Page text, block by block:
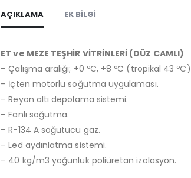
AÇIKLAMA EK BILGI
ET ve MEZE TEŞHİR VİTRİNLERİ (DÜZ CAMLI)
– Çalışma aralığı; +0 ºC, +8 ºC (tropikal 43 ºC)
– İçten motorlu soğutma uygulaması.
– Reyon altı depolama sistemi.
– Fanlı soğutma.
– R-134 A soğutucu gaz.
– Led aydınlatma sistemi.
– 40 kg/m3 yoğunluk poliüretan izolasyon.